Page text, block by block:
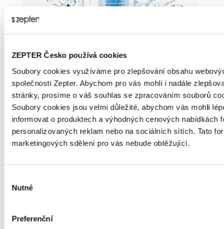
ZEPTER Česko používá cookies
Soubory cookies využíváme pro zlepšování obsahu
společnosti Zepter. Abychom pro vás mohli i nadále
stránky, prosíme o váš souhlas se zpracováním souborů
Soubory cookies jsou velmi důležité, abychom vás mohli
informovat o produktech a výhodných cenových nabídkách
personalizovaných reklam nebo na sociálních sítích. Tato
marketingových sdělení pro vás nebude obtěžující.
souhlasu
Nutné
Preferenční
OXY SPREJ
Oxy sprej je vyrobený z čerstvé švýcarské pitné vody
vyčištěné tak, aby splňovala požadavky na vodu pro
léčebné účely (USP). Tento jedinečný produkt je navíc
pomocí patentovaného okysličovacího systému
obohacený vyšší koncentrací rozpustného kyslíku
hydrataci a vitalitu. Doporučujeme jej používat před
pronikání světelného paprsku do pokožky
Sterilní Oxy Sprej pomáhá: